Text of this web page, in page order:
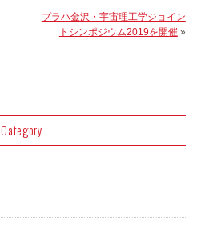
プラハ金沢・宇宙理工学ジョイン
トシンポジウム2019を開催»
Category